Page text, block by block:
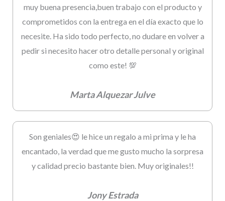
muy buena presencia,buen trabajo con el producto y
comprometidos con la entrega en el día exacto que lo
necesite. Ha sido todo perfecto, no dudare en volver a
pedir si necesito hacer otro detalle personal y original
como este! 💯
Marta Alquezar Julve
Son geniales😍 le hice un regalo a mi prima y le ha
encantado, la verdad que me gusto mucho la sorpresa
y calidad precio bastante bien. Muy originales!!
Jony Estrada